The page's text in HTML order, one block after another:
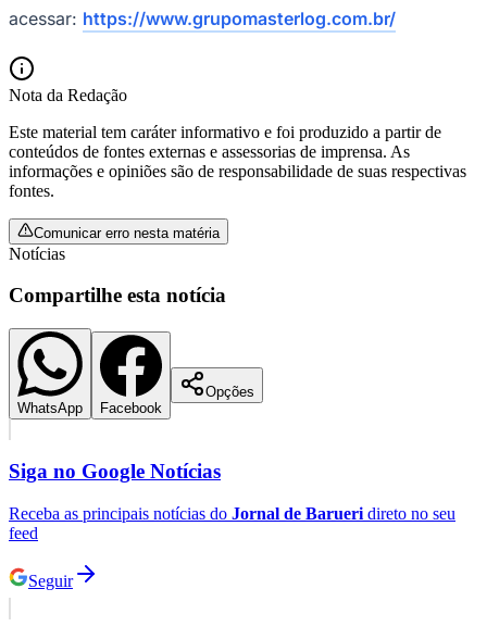
Santos
Flamengo
acessar: https://www.grupomasterlog.com.br/
Nota da Redação
Este material tem caráter informativo e foi produzido a partir de
conteúdos de fontes externas e assessorias de imprensa. As
informações e opiniões são de responsabilidade de suas respectivas
fontes.
Comunicar erro nesta matéria
Notícias
Compartilhe esta notícia
WhatsApp Facebook
Opções
Siga no Google Notícias
Receba as principais notícias do Jornal de Barueri direto no seu
feed
Seguir